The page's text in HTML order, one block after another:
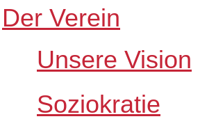
Der Verein
Unsere Vision
Soziokratie